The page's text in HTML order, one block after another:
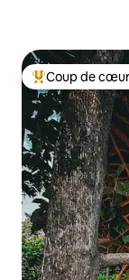
Coups de cœur
Coup de